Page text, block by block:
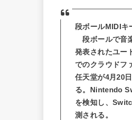
段ボールMIDI
段ボールで音
発表されたユー
でのクラウドフ
任天堂が4月20
る。Nintendo
を検知し、
測される。